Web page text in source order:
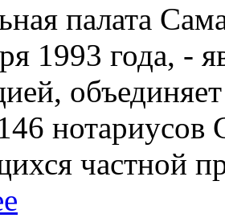
палата
1993 года, -
нотариусов
частной